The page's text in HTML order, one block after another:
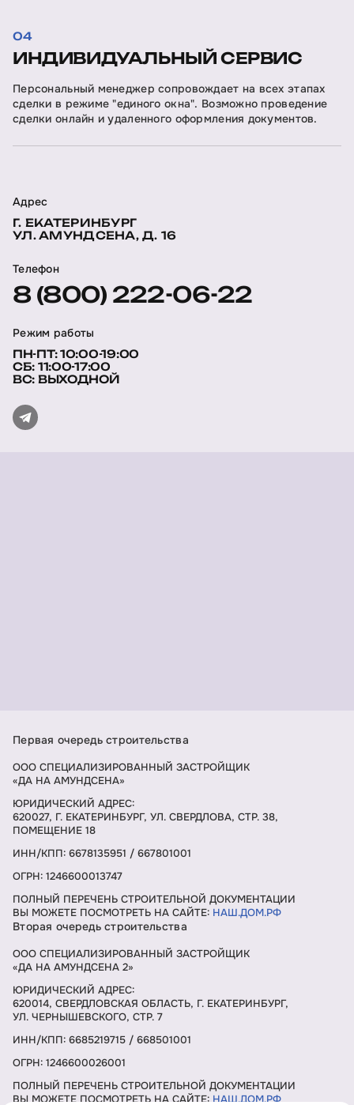
04
ИНДИВИДУАЛЬНЫЙ СЕРВИС
Персональный менеджер сопровождает на всех этапах
сделки в режиме "единого окна". Возможно проведение
сделки онлайн и удаленного оформления документов.
Адрес
Г. ЕКАТЕРИНБУРГ
УЛ. АМУНДСЕНА, Д. 16
Телефон
8 (800) 222-06-22
Режим работы
ПН-ПТ: 10:00-19:00
СБ: 11:00-17:00
ВС: ВЫХОДНОЙ
Первая очередь строительства
ООО СПЕЦИАЛИЗИРОВАННЫЙ ЗАСТРОЙЩИК
«ДА НА АМУНДСЕНА»
ЮРИДИЧЕСКИЙ АДРЕС:
620027, Г. ЕКАТЕРИНБУРГ, УЛ. СВЕРДЛОВА, СТР. 38,
ПОМЕЩЕНИЕ 18
ИНН/КПП: 6678135951 / 667801001
ОГРН: 1246600013747
ПОЛНЫЙ ПЕРЕЧЕНЬ СТРОИТЕЛЬНОЙ ДОКУМЕНТАЦИИ
ВЫ МОЖЕТЕ ПОСМОТРЕТЬ НА САЙТЕ: НАШ.ДОМ.РФ
Вторая очередь строительства
ООО СПЕЦИАЛИЗИРОВАННЫЙ ЗАСТРОЙЩИК
«ДА НА АМУНДСЕНА 2»
ЮРИДИЧЕСКИЙ АДРЕС:
620014, СВЕРДЛОВСКАЯ ОБЛАСТЬ, Г. ЕКАТЕРИНБУРГ,
УЛ. ЧЕРНЫШЕВСКОГО, СТР. 7
ИНН/КПП: 6685219715 / 668501001
ОГРН: 1246600026001
ПОЛНЫЙ ПЕРЕЧЕНЬ СТРОИТЕЛЬНОЙ ДОКУМЕНТАЦИИ
ВЫ МОЖЕТЕ ПОСМОТРЕТЬ НА САЙТЕ: НАШ.ДОМ.РФ